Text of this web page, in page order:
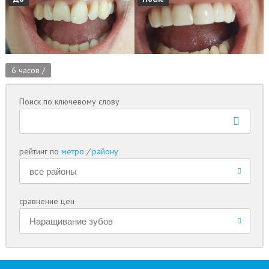
6 часов /
Поиск по ключевому слову
рейтинг пометро / району
сравнение цен